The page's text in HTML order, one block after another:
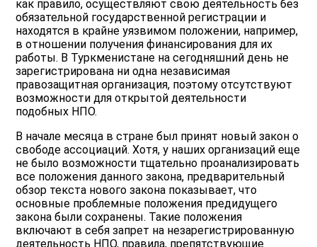
как правило, осуществляют свою деятельность без
обязательной государственной регистрации и
находятся в крайне уязвимом положении, например,
в отношении получения финансирования для их
работы. В Туркменистане на сегодняшний день не
зарегистрирована ни одна независимая
правозащитная организация, поэтому отсутствуют
возможности для открытой деятельности
подобных НПО.
В начале месяца в стране был принят новый закон о
свободе ассоциаций. Хотя, у наших организаций еще
не было возможности тщательно проанализировать
все положения данного закона, предварительный
обзор текста нового закона показывает, что
основные проблемные положения предидущего
закона были сохранены. Такие положения
включают в себя запрет на незарегистрированную
деятельность НПО, правила, препятствующие